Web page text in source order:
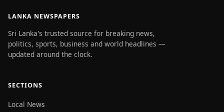
LANKA NEWSPAPERS
Sri Lanka's trusted source for breaking news,
politics, sports, business and world headlines —
updated around the clock.
SECTIONS
Local News